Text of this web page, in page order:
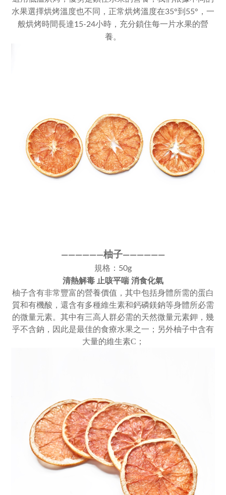
水果選擇烘烤溫度也不同，正常烘烤溫度在35°到55°，一
般烘烤時間長達15-24小時，充分鎖住每一片水果的營
養。
——————柚子——————
規格：50g
清熱解毒 止咳平喘 消食化氣
柚子含有非常豐富的營養價值，其中包括身體所需的蛋白
質和有機酸，還含有多種維生素和鈣磷鎂鈉等身體所必需
的微量元素。其中有三高人群必需的天然微量元素鉀，幾
乎不含鈉，因此是最佳的食療水果之一；另外柚子中含有
大量的維生素C；